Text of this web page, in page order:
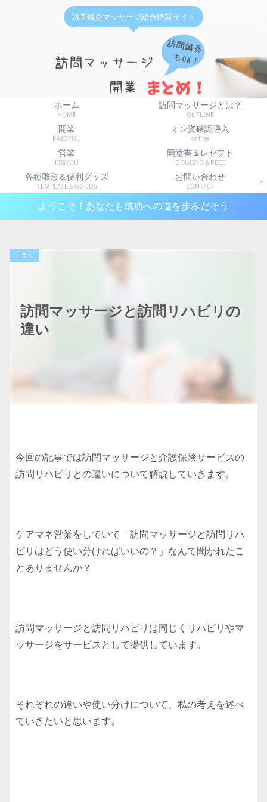
訪問鍼灸マッサージ総合情報サイト
ホーム
HOME
訪問マッサージとは？
OUTLINE
開業
KAIGYOU
オン資確認導入
online
営業
EIGYOU
同意書＆レセプト
DOUISYO＆RECE
各種雛形＆便利グッズ
TEMPLATE＆GOODS
お問い合わせ
CONTACT
ようこそ！あなたも成功への道を歩みだそう
訪問マッサージと訪問リハビリの
違い
コラム
今回の記事では訪問マッサージと介護保険サービスの
訪問リハビリとの違いについて解説していきます。
ケアマネ営業をしていて「訪問マッサージと訪問リハ
ビリはどう使い分ければいいの？」なんて聞かれたこ
とありませんか？
訪問マッサージと訪問リハビリは同じくリハビリやマ
ッサージをサービスとして提供しています。
それぞれの違いや使い分けについて、私の考えを述べ
ていきたいと思います。